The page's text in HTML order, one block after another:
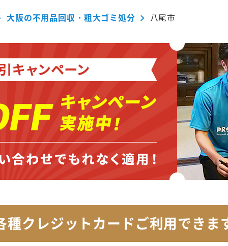
大阪の不用品回収・粗大ゴミ処分 八尾市
種クレジットカードご利用できま